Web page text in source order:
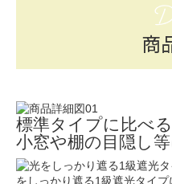
商
標準タイプに比べ
小窓や棚の目隠し
をしっかり遮る1級遮光タイプ